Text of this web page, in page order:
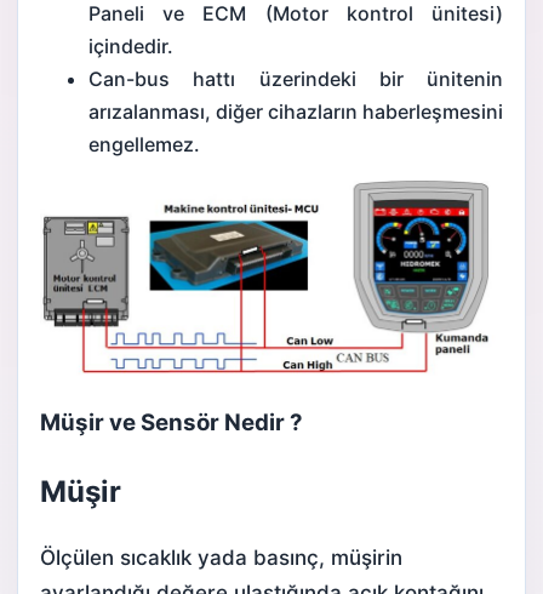
Paneli ve ECM (Motor kontrol ünitesi)
içindedir.
Can-bus hattı üzerindeki bir ünitenin
arızalanması, diğer cihazların haberleşmesini
engellemez.
Müşir ve Sensör Nedir ?
Müşir
Ölçülen sıcaklık yada basınç, müşirin